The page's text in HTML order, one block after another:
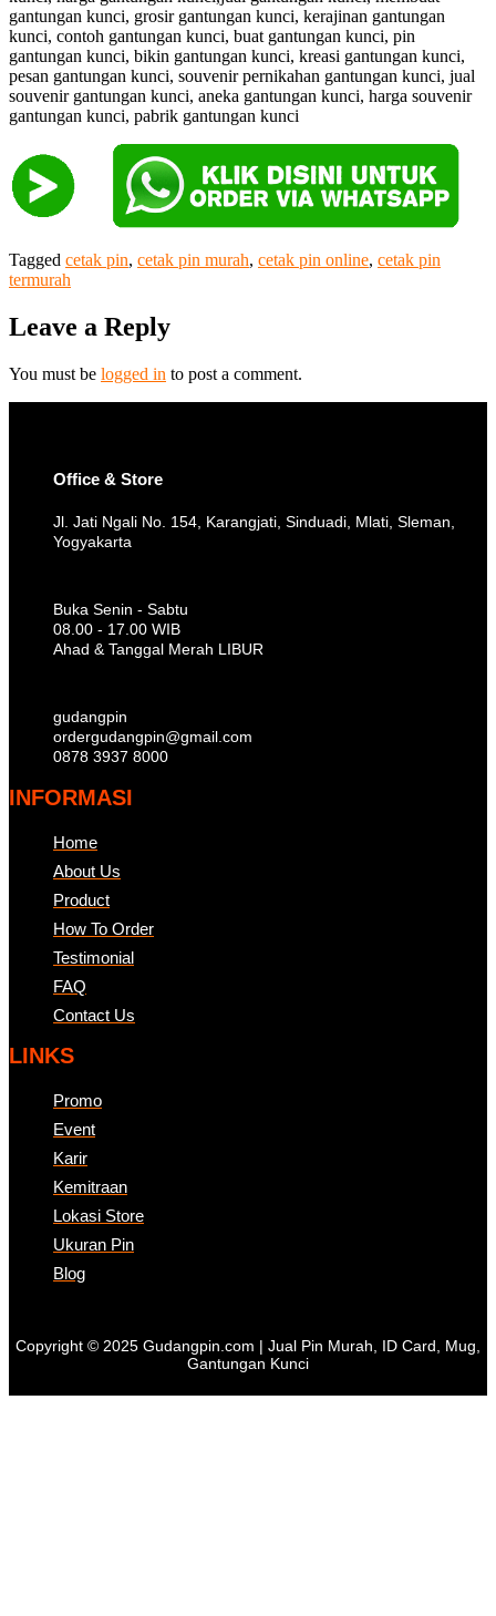
gantungan kunci, grosir gantungan kunci, kerajinan gantungan
kunci, contoh gantungan kunci, buat gantungan kunci, pin
gantungan kunci, bikin gantungan kunci, kreasi gantungan kunci,
pesan gantungan kunci, souvenir pernikahan gantungan kunci, jual
souvenir gantungan kunci, aneka gantungan kunci, harga souvenir
gantungan kunci, pabrik gantungan kunci
Tagged cetak pin, cetak pin murah, cetak pin online, cetak pin
termurah
Leave a Reply
You must be logged in to post a comment.
Office & Store
Jl. Jati Ngali No. 154, Karangjati, Sinduadi, Mlati, Sleman,
Yogyakarta
Buka Senin - Sabtu
08.00 - 17.00 WIB
Ahad & Tanggal Merah LIBUR
gudangpin
ordergudangpin@gmail.com
0878 3937 8000
INFORMASI
Home
About Us
Product
How To Order
Testimonial
FAQ
Contact Us
LINKS
Promo
Event
Karir
Kemitraan
Lokasi Store
Ukuran Pin
Blog
Copyright © 2025 Gudangpin.com | Jual Pin Murah, ID Card, Mug,
Gantungan Kunci